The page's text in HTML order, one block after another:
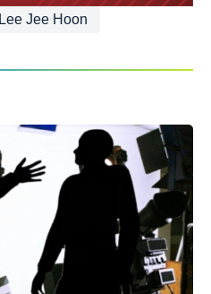
Lee Jee Hoon